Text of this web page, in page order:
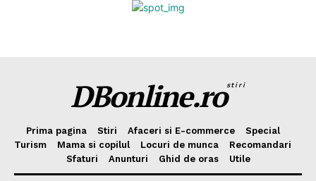
DBonline.rostiri
Prima pagina Stiri Afaceri si E-commerce
Special
Turism
Mama si copilul Locuri de munca
Recomandari
Sfaturi
Anunturi Ghid de oras Utile